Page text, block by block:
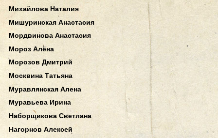
Михайлова Наталия
Мишуринская Анастасия
Мордвинова Анастасия
Мороз Алёна
Морозов Дмитрий
Москвина Татьяна
Муравлянская Алена
Муравьева Ирина
Наборщикова Светлана
Нагорнов Алексей